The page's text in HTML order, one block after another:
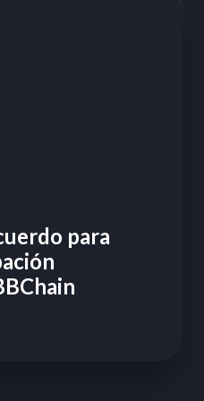
para